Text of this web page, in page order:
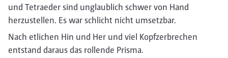
und Tetraeder sind unglaublich schwer von Hand
herzustellen. Es war schlicht nicht umsetzbar.
Nach etlichen Hin und Her und viel Kopfzerbrechen
entstand daraus das rollende Prisma.